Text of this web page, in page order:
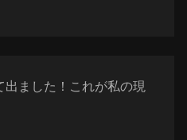
出ました！これが私の現